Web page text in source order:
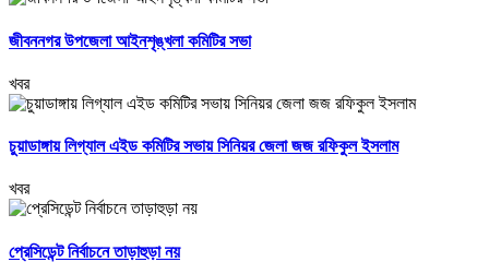
জীবননগর উপজেলা আইনশৃঙ্খলা কমিটির সভা
খবর
চুয়াডাঙ্গায় লিগ্যাল এইড কমিটির সভায় সিনিয়র জেলা জজ রফিকুল ইসলাম
খবর
প্রেসিডেন্ট নির্বাচনে তাড়াহুড়া নয়